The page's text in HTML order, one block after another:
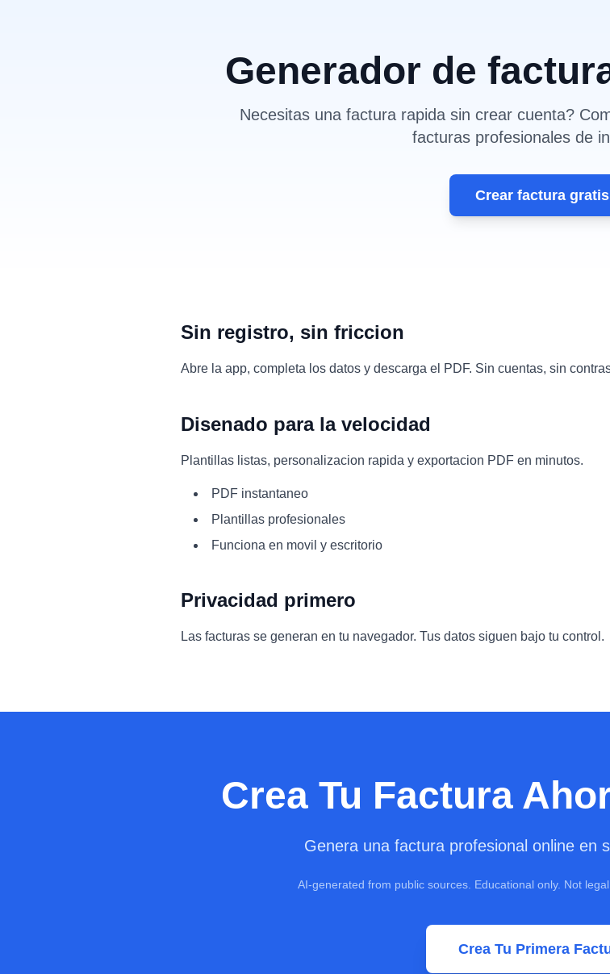
Generador de
Necesitas una factura rapida sin crear cuenta?
facturas profesionales de
Crear factura gratis
Sin registro, sin friccion
Abre la app, completa los datos y descarga el PDF. Sin cuentas, sin
Disenado para la velocidad
Plantillas listas, personalizacion rapida y exportacion PDF en minutos.
PDF instantaneo
Plantillas profesionales
Funciona en movil y escritorio
Privacidad primero
Las facturas se generan en tu navegador. Tus datos siguen bajo tu control.
Crea Tu Factura
Genera una factura profesional online en
AI-generated from public sources. Educational only. Not
Crea Tu Primera